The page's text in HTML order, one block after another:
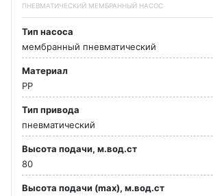
ПНЕВМАТИЧЕСКИЙ МЕМБРАННЫЙ НАСОС
Тип насоса
мембранный пневматический
Материал
PP
Тип привода
пневматический
Высота подачи, м.вод.ст
80
Высота подачи (max), м.вод.ст